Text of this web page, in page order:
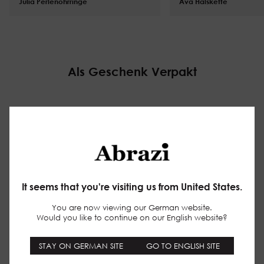
Keep track of the pages you check out
Tailor promotions to your interests using ads
personalisation(marketing)
privacy policy
The cookies we use by category
It seems that you're visiting us from United States.
You are now viewing our German website.
Would you like to continue on our English website?
STAY ON GERMAN SITE GO TO ENGLISH SITE
Als Geschenk Verpakt